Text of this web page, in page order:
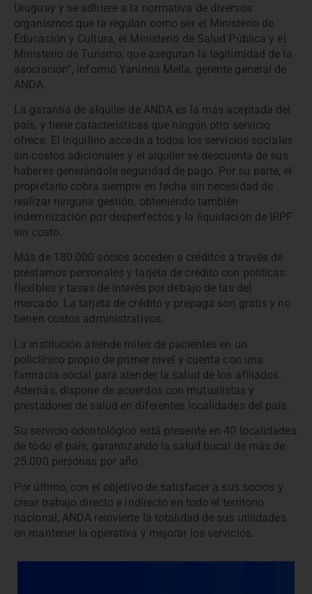
Uruguay y se adhiere a la normativa de diversos
organismos que la regulan como ser el Ministerio de
Educación y Cultura, el Ministerio de Salud Pública y el
Ministerio de Turismo, que aseguran la legitimidad de la
asociación”, informó Yaninna Mella, gerente general de
ANDA.
La garantía de alquiler de ANDA es la más aceptada del
país, y tiene características que ningún otro servicio
ofrece. El inquilino accede a todos los servicios sociales
sin costos adicionales y el alquiler se descuenta de sus
haberes generándole seguridad de pago. Por su parte, el
propietario cobra siempre en fecha sin necesidad de
realizar ninguna gestión, obteniendo también
indemnización por desperfectos y la liquidación de IRPF
sin costo.
Más de 180.000 socios acceden a créditos a través de
préstamos personales y tarjeta de crédito con políticas
flexibles y tasas de interés por debajo de las del
mercado. La tarjeta de crédito y prepaga son gratis y no
tienen costos administrativos.
La institución atiende miles de pacientes en un
policlínico propio de primer nivel y cuenta con una
farmacia social para atender la salud de los afiliados.
Además, dispone de acuerdos con mutualistas y
prestadores de salud en diferentes localidades del país.
Su servicio odontológico está presente en 40 localidades
de todo el país, garantizando la salud bucal de más de
25.000 personas por año.
Por último, con el objetivo de satisfacer a sus socios y
crear trabajo directo e indirecto en todo el territorio
nacional, ANDA reinvierte la totalidad de sus utilidades
en mantener la operativa y mejorar los servicios.